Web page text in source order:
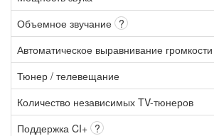
Объемное звучание ?
Автоматическое выравнивание громкости
Тюнер / телевещание
Количество независимых TV-тюнеров
Поддержка CI+ ?